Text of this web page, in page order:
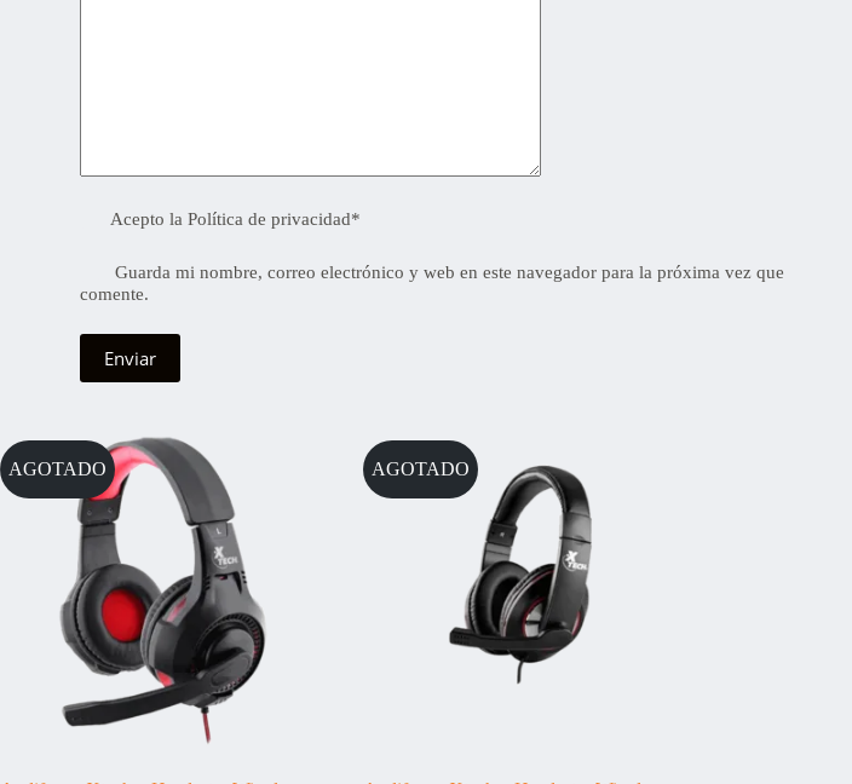
Acepto la Política de privacidad*
Guarda mi nombre, correo electrónico y web en este navegador para la próxima vez que
comente.
Enviar
AGOTADO AGOTADO